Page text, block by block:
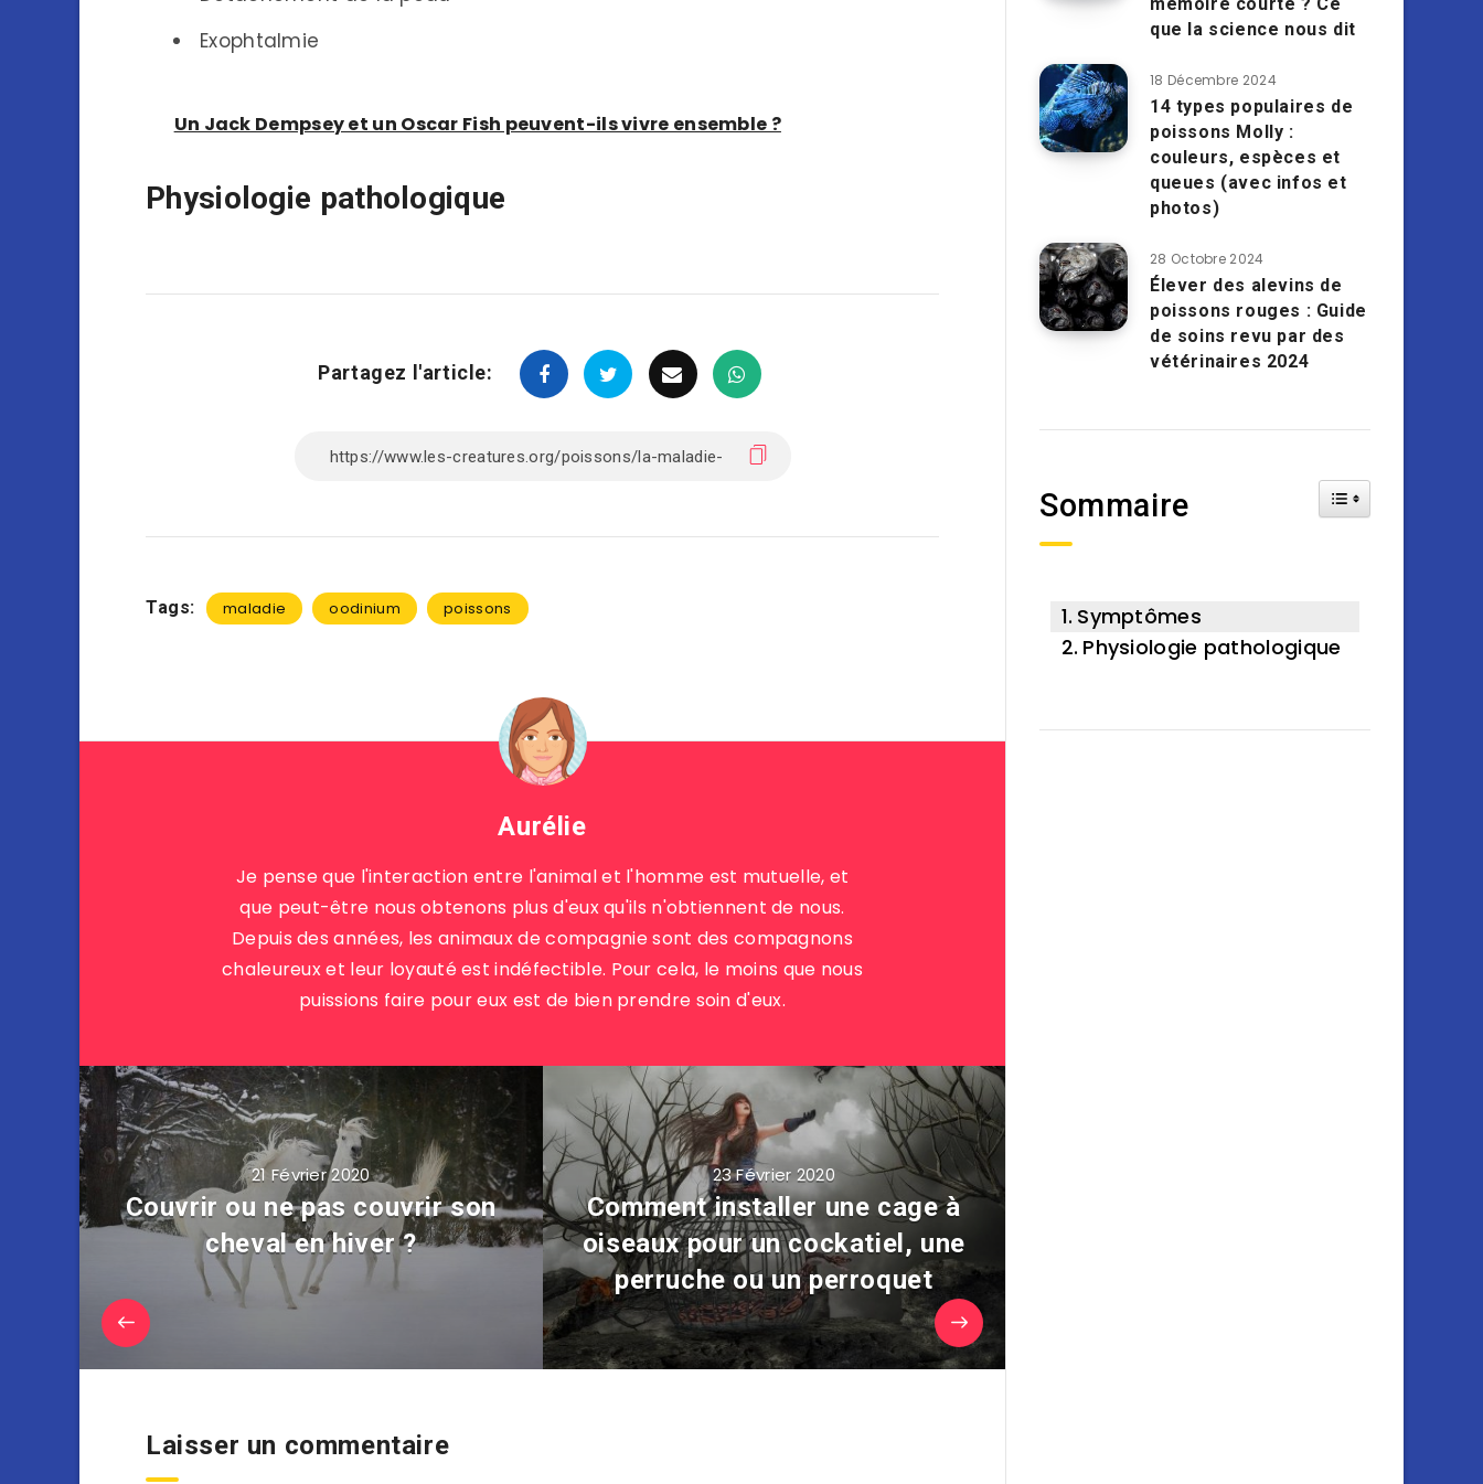
Exophtalmie
Un Jack Dempsey et un Oscar Fish peuvent-ils vivre ensemble ?
Physiologie pathologique
Partagez l'article:
Tags: maladie oodinium poissons
Aurélie
Je pense que l'interaction entre l'animal et l'homme est mutuelle, et
que peut-être nous obtenons plus d'eux qu'ils n'obtiennent de nous.
Depuis des années, les animaux de compagnie sont des compagnons
chaleureux et leur loyauté est indéfectible. Pour cela, le moins que nous
puissions faire pour eux est de bien prendre soin d'eux.
21 Février 2020
Couvrir ou ne pas couvrir son
cheval en hiver ?
23 Février 2020
Comment installer une cage à
oiseaux pour un cockatiel, une
perruche ou un perroquet
Laisser un commentaire
que la science nous dit
18 Décembre 2024
14 types populaires de
poissons Molly :
couleurs, espèces et
queues (avec infos et
photos)
28 Octobre 2024
Élever des alevins de
poissons rouges : Guide
de soins revu par des
vétérinaires 2024
Sommaire Toggle Table of
Symptômes
Physiologie pathologique